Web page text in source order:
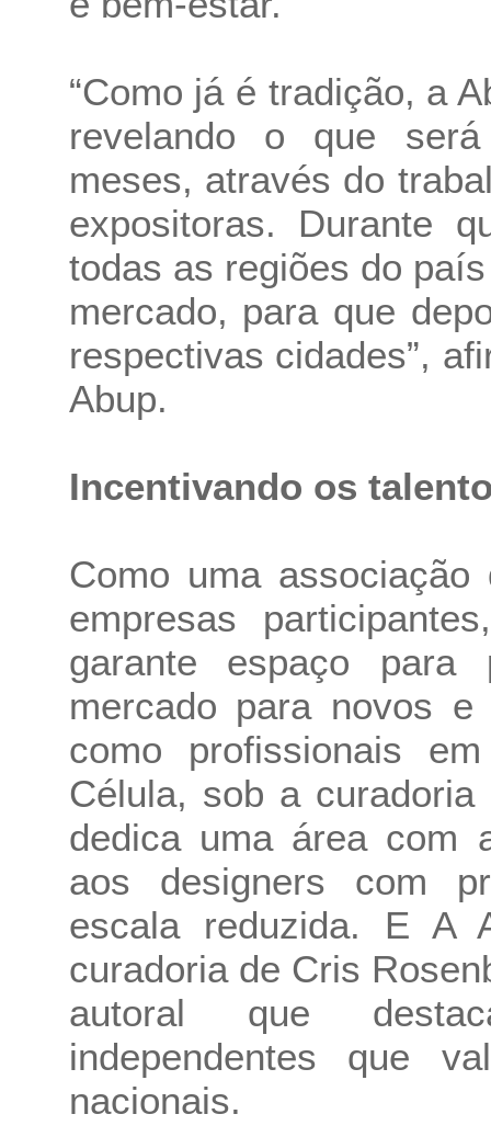
“Como já é tradição, a
revelando o que
meses, através do
expositoras. Durante
todas as regiões do
mercado, para que
respectivas cidades”,
Abup.
Incentivando os
Como uma
empresas
garante espaço
mercado para novos e
como profissionais
Célula, sob a
dedica uma área com
aos designers com
escala reduzida. E A
curadoria de Cris
autoral que
independentes que
nacionais.